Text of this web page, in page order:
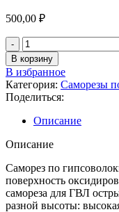
500,00 ₽
Количество
товара
Саморез
по
гипсоволокну
ГВЛ
3,9х19мм,
1000шт
В корзину
В избранное
Категория: Саморезы
Поделиться:
Описание
Описание
Саморез по
поверхность
самореза для ГВЛ
разной высоты: